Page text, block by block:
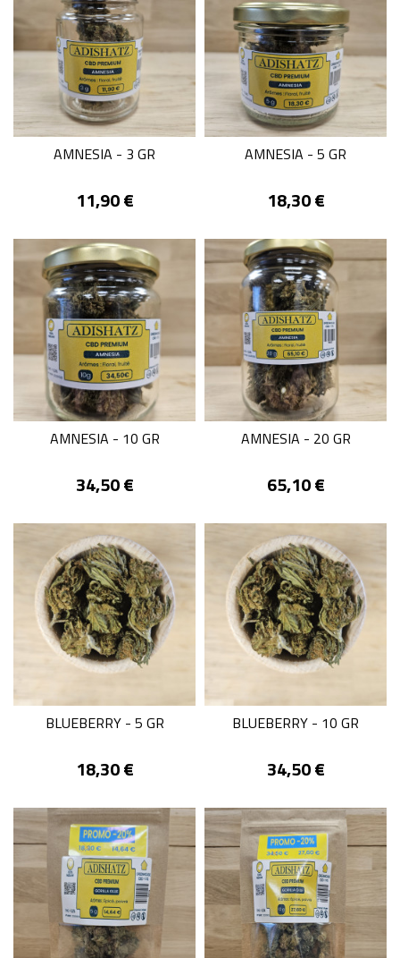
AMNESIA - 3 GR
Prix
11,90 €
AMNESIA - 5 GR
Prix
18,30 €
AMNESIA - 10 GR
Prix
34,50 €
AMNESIA - 20 GR
Prix
65,10 €
BLUEBERRY - 5 GR
Prix
18,30 €
BLUEBERRY - 10 GR
Prix
34,50 €